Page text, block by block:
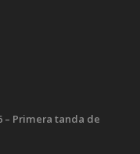
– Primera tanda de